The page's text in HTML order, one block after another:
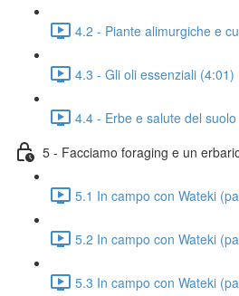
4.2 - Piante alimurgiche e
4.3 - Gli oli essenziali (4:01)
4.4 - Erbe e salute del
5 - Facciamo foraging e un
5.1 In campo con Wateki
5.2 In campo con Wateki
5.3 In campo con Wateki